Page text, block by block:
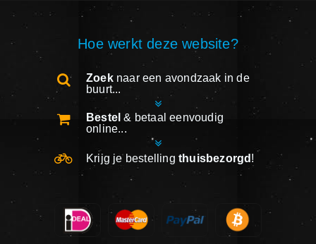
Hoe werkt deze website?
Zoeknaar een avondzaak in de
buurt...
Bestel & betaal eenvoudig
online...
Krijg je bestelling thuisbezorgd !